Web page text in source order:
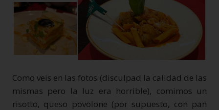
Como veis en las fotos (disculpad la calidad de las
mismas pero la luz era horrible), comimos un
risotto, queso povolone (por supuesto, con pan